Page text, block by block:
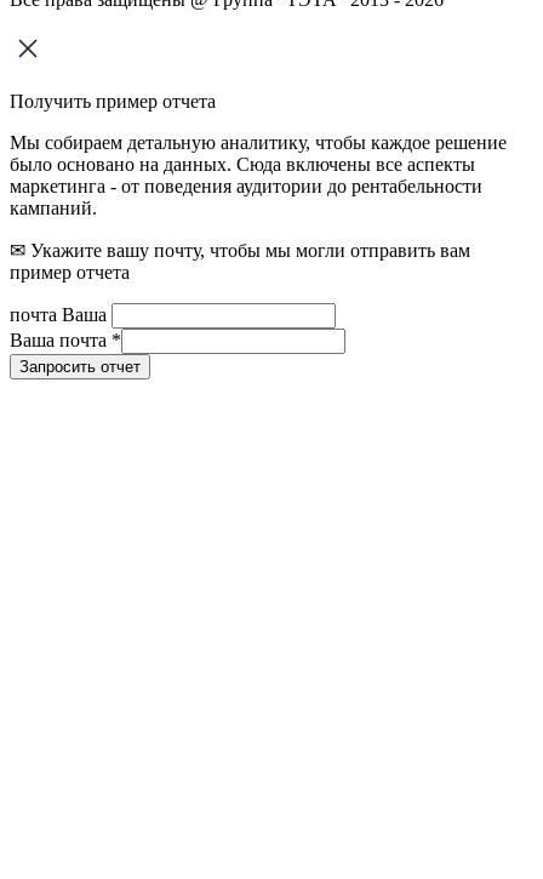
Получить пример отчета
Мы собираем детальную аналитику, чтобы каждое решение
было основано на данных. Сюда включены все аспекты
маркетинга - от поведения аудитории до рентабельности
кампаний.
✉ Укажите вашу почту, чтобы мы могли отправить вам
пример отчета
почта Ваша
Ваша почта *
Запросить отчет